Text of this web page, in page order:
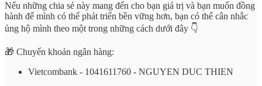
Nếu những chia sẻ này mang đến cho bạn giá trị và bạn muốn đồng
hành để mình có thể phát triển bền vững hơn, bạn có thể cân nhắc
ủng hộ mình theo một trong những cách dưới đây 👇
🎁 Chuyển khoản ngân hàng:
Vietcombank - 1041611760 - NGUYEN DUC THIEN